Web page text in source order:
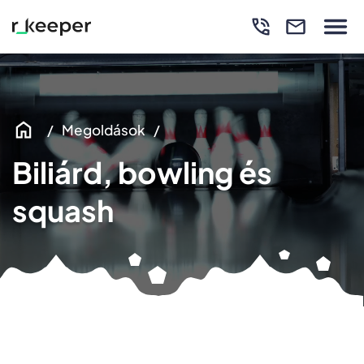
Megoldások
Biliárd, bowling és
squash